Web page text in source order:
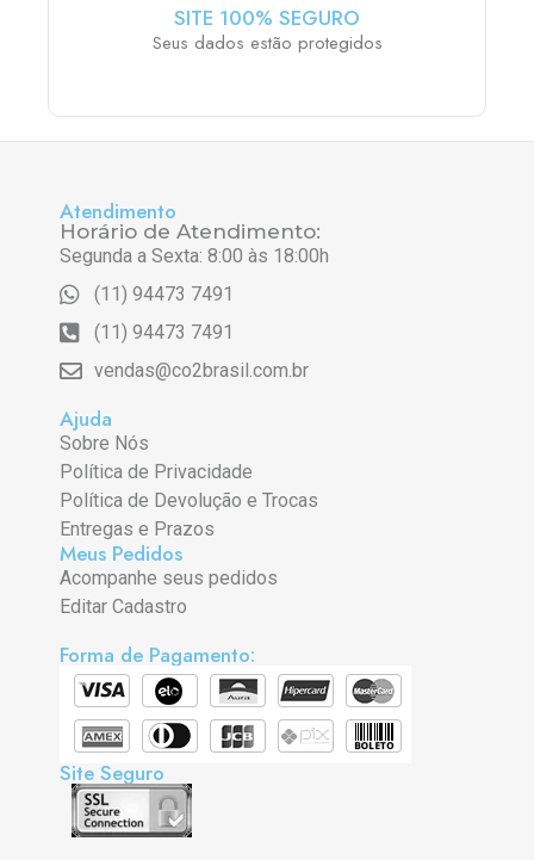
SITE 100% SEGURO
Seus dados estão protegidos
Atendimento
Horário de Atendimento:
Segunda a Sexta: 8:00 às 18:00h
(11) 94473 7491
(11) 94473 7491
vendas@co2brasil.com.br
Ajuda
Sobre Nós
Política de Privacidade
Política de Devolução e Trocas
Entregas e Prazos
Meus Pedidos
Acompanhe seus pedidos
Editar Cadastro
Forma de Pagamento:
Site Seguro